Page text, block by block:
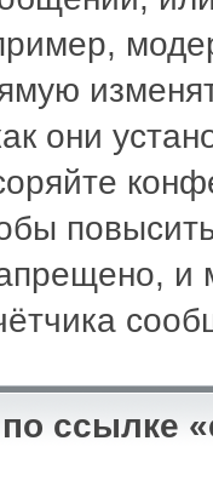
они
и
ссылке